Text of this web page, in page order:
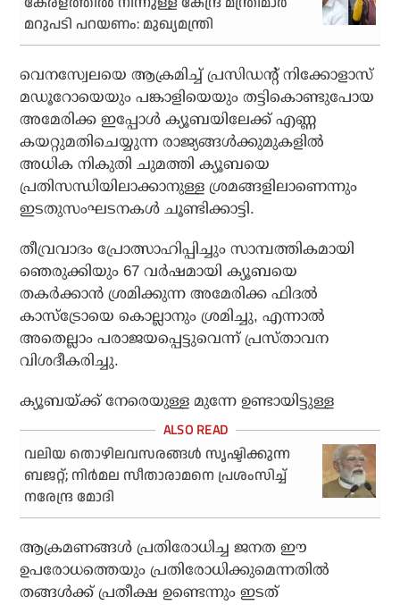
മറുപടി പറയണം: മുഖ്യമന്ത്രി
വെനസ്വേലയെ ആക്രമിച്ച് പ്രസിഡന്റ് നിക്കോളാസ്
മഡൂറോയെയും പങ്കാളിയെയും തട്ടികൊണ്ടുപോയ
അമേരിക്ക ഇപ്പോൾ ക്യൂബയിലേക്ക് എണ്ണ
കയറ്റുമതിചെയ്യുന്ന രാജ്യങ്ങൾക്കുമുകളിൽ
അധിക നികുതി ചുമത്തി ക്യൂബയെ
പ്രതിസന്ധിയിലാക്കാനുള്ള ശ്രമങ്ങളിലാണെന്നും
ഇടതുസംഘടനകൾ ചൂണ്ടിക്കാട്ടി.
തീവ്രവാദം പ്രോത്സാഹിപ്പിച്ചും സാമ്പത്തികമായി
ഞെരുക്കിയും 67 വർഷമായി ക്യൂബയെ
തകർക്കാൻ ശ്രമിക്കുന്ന അമേരിക്ക ഫിദൽ
കാസ്‌ട്രോയെ കൊല്ലാനും ശ്രമിച്ചു, എന്നാൽ
അതെല്ലാം പരാജയപ്പെട്ടുവെന്ന് പ്രസ്താവന
വിശദീകരിച്ചു.
ക്യൂബയ്ക്ക് നേരെയുള്ള മുന്നേ ഉണ്ടായിട്ടുള്ള
വലിയ തൊഴിലവസരങ്ങൾ സൃഷ്ടിക്കുന്ന
ബജറ്റ്; നിർമല സീതാരാമനെ പ്രശംസിച്ച്
നരേന്ദ്ര മോദി
ആക്രമണങ്ങൾ പ്രതിരോധിച്ച ജനത ഈ
ഉപരോധത്തെയും പ്രതിരോധിക്കുമെന്നതിൽ
തങ്ങൾക്ക് പ്രതീക്ഷ ഉണ്ടെന്നും ഇടത്